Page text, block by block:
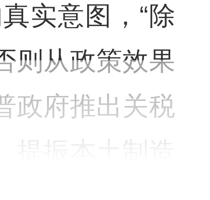
实意图，“除
则从政策效果
政府推出关税
提振本土制造